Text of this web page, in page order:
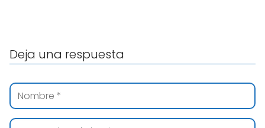
Deja una respuesta